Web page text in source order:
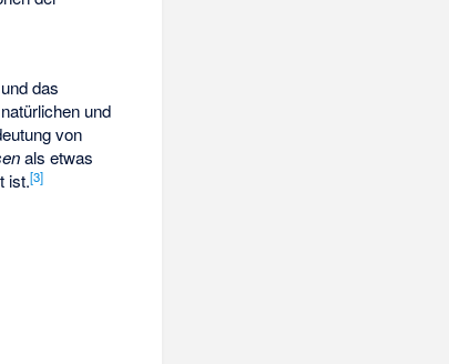
das
und
von
als etwas
ist.[3]